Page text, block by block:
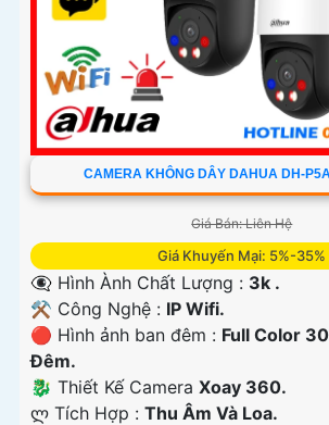
CAMERA KHÔNG DÂY DAHUA DH-
Giá Bán: Liên Hệ
Giá Khuyến Mại: 5%-35%
👁️‍🗨 Hình Ành Chất Lượng : 3k .
⚒ Công Nghệ : IP Wifi.
🔴 Hình ảnh ban đêm : Full Color
Ðêm.
🐉️ Thiết Kế Camera Xoay 360.
️ლ Tích Hợp : Thu Âm Và Loa.